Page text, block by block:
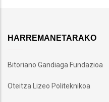
HARREMANETARAKO
Bitoriano Gandiaga Fundazioa
Oteitza Lizeo Politeknikoa